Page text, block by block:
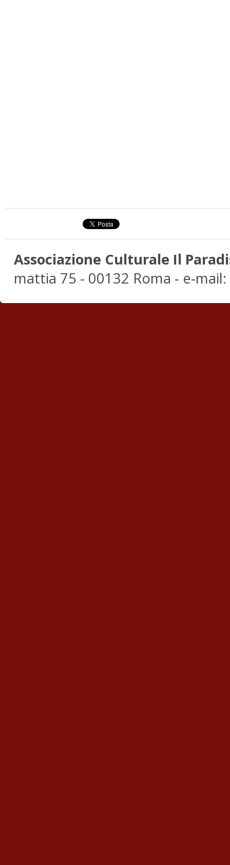
Associazione Culturale Il
mattia 75 - 00132 Roma - e-mail: